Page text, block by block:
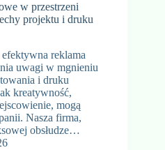
w przestrzeni
projektu i druku
reklama
uwagi w mgnieniu
i druku
kreatywność,
mogą
Nasza firma,
obsłudze…